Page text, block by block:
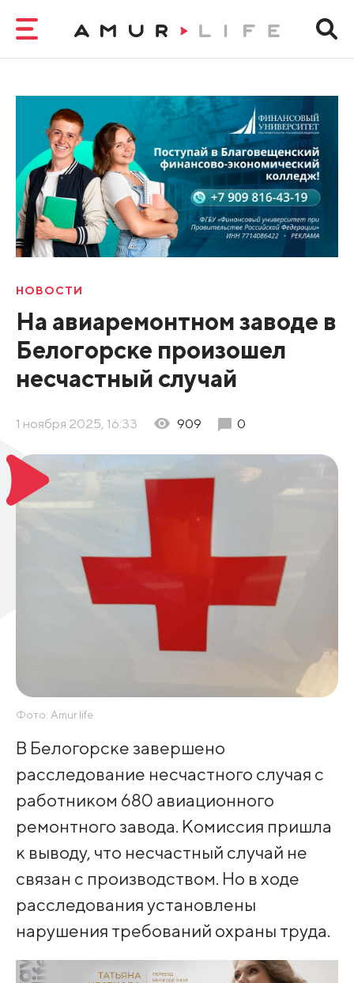
НОВОСТИ
На авиаремонтном заводе в
Белогорске произошел
несчастный случай
1 ноября 2025, 16:33 909 0
Фото: Amur.life
В Белогорске завершено
расследование несчастного случая с
работником 680 авиационного
ремонтного завода. Комиссия пришла
к выводу, что несчастный случай не
связан с производством. Но в ходе
расследования установлены
нарушения требований охраны труда.